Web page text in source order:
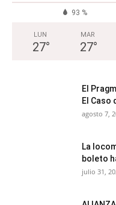
93 %
LUN
27°
MAR
27°
El
El Caso
agosto 7,
La
boleto
julio 31,